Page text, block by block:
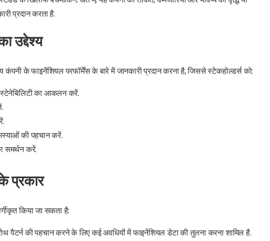
प्रदान करता है.
उद्देश्य
कंपनी के फाइनेंशियल परफॉर्मेंस के बारे में जानकारी प्रदान करना है, जिससे स्टेकहोल्डर्स को:
का आकलन करें.
की पहचान करें.
समर्थन करें.
प्रकार
किया जा सकता है:
पैटर्न की पहचान करने के लिए कई अवधियों में फाइनेंशियल डेटा की तुलना करना शामिल है.